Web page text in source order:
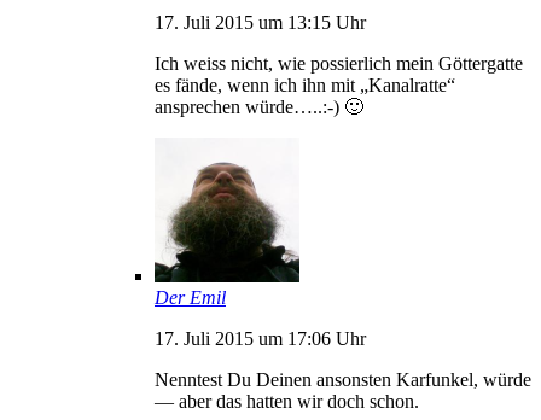
17. Juli 2015 um 13:15 Uhr
Ich weiss nicht, wie possierlich mein Göttergatte
es fände, wenn ich ihn mit „Kanalratte“
ansprechen würde…..:-) 🙂
Der Emil
17. Juli 2015 um 17:06 Uhr
Nenntest Du Deinen ansonsten Karfunkel, würde
— aber das hatten wir doch schon.